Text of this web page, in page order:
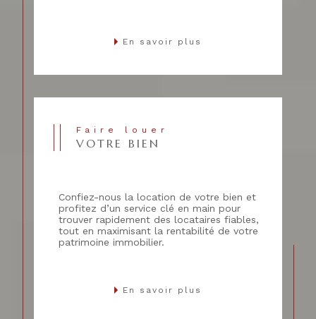
En savoir plus
Faire louer
VOTRE BIEN
Confiez-nous la location de votre bien et
profitez d’un service clé en main pour
trouver rapidement des locataires fiables,
tout en maximisant la rentabilité de votre
patrimoine immobilier.
En savoir plus